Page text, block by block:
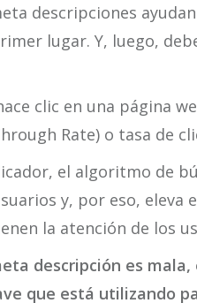
descripciones
lugar. Y, luego,
clic en una página
Rate) o tasa de
el algoritmo de
y, por eso,
la atención de los
descripción es mala,
que está utilizando